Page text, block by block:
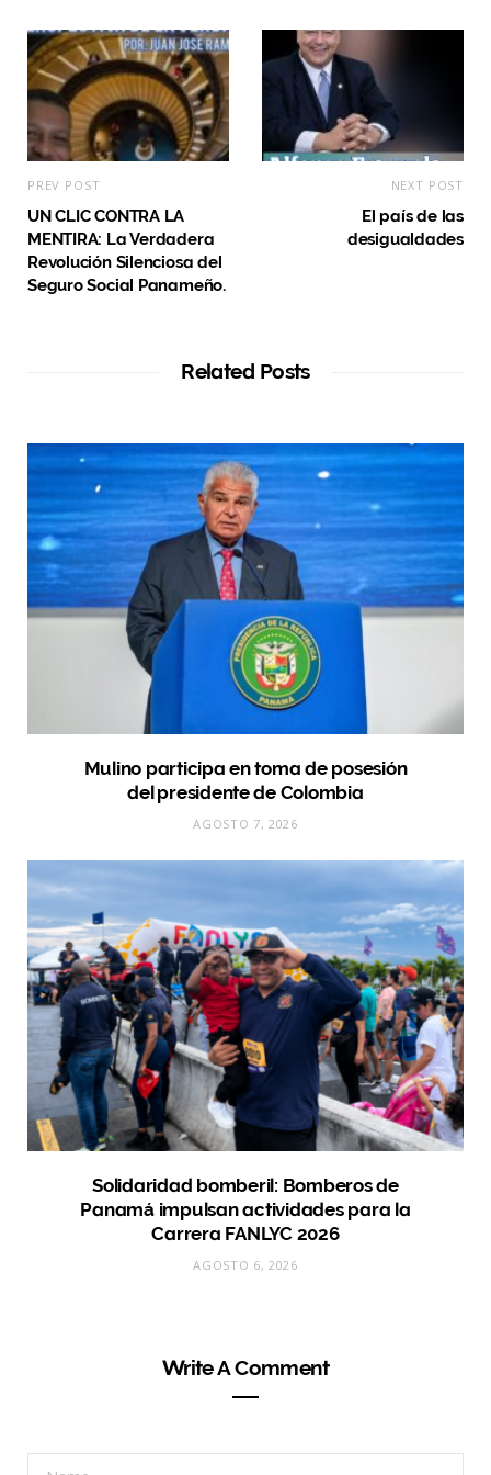
PREV POST
UN CLIC CONTRA LA
MENTIRA: La Verdadera
Revolución Silenciosa del
Seguro Social Panameño.
NEXT POST
El país de las
desigualdades
Related Posts
Mulino participa en toma de posesión
del presidente de Colombia
AGOSTO 7, 2026
Solidaridad bomberil: Bomberos de
Panamá impulsan actividades para la
Carrera FANLYC 2026
AGOSTO 6, 2026
Write A Comment